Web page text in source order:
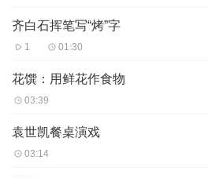
齐白石挥笔写“烤”字
1 01:30
花馔：用鲜花作食物
03:39
袁世凯餐桌演戏
03:14